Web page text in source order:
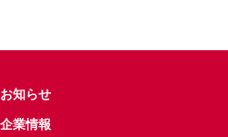
お知らせ
企業情報